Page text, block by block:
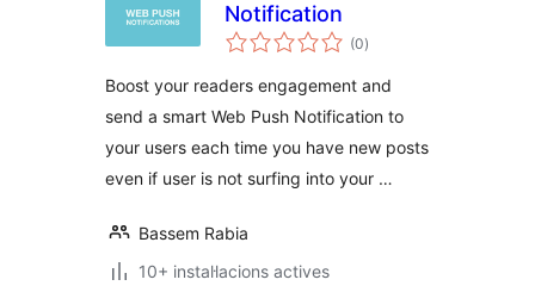
Notification
(0puntuacions
totals
)
Boost your readers engagement and
send a smart Web Push Notification to
your users each time you have new posts
even if user is not surfing into your …
Bassem Rabia
10+ instal·lacions actives